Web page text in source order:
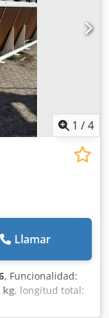
1 /4
Llamar
, Funcionalidad:
kg, longitud total: